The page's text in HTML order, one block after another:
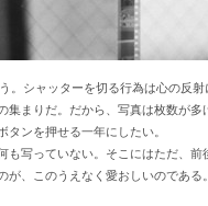
。シャッターを切る行為は心の反
集まりだ。だから、写真は枚数が
ンを押せる一年にしたい。
も写っていない。そこにはただ、
、このうえなく愛おしいのである。